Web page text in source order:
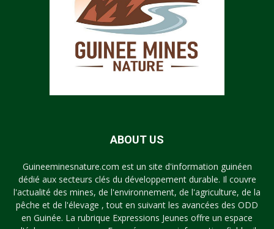
ABOUT US
Guineeminesnature.com est un site d'information guinéen
dédié aux secteurs clés du développement durable. Il couvre
l'actualité des mines, de l'environnement, de l'agriculture, de la
pêche et de l'élevage , tout en suivant les avancées des ODD
en Guinée. La rubrique Expressions Jeunes offre un espace